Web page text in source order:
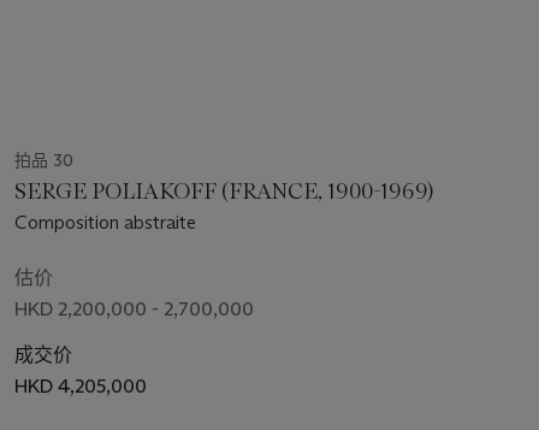
拍品 30
SERGE POLIAKOFF (FRANCE, 1900-1969)
Composition abstraite
估价
HKD 2,200,000 - 2,700,000
成交价
HKD 4,205,000